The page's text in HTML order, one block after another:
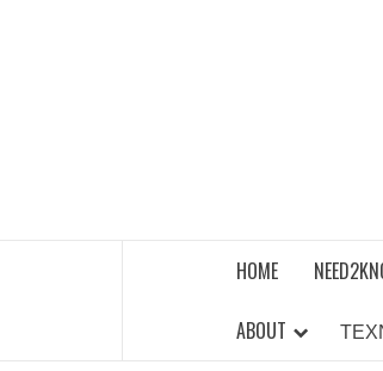
HOME
ABOUT